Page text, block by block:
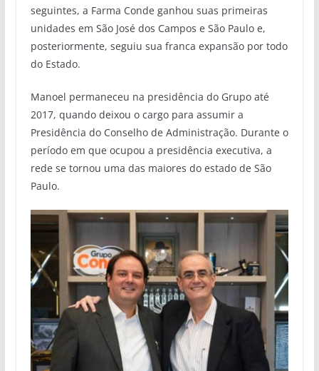
seguintes, a Farma Conde ganhou suas primeiras
unidades em São José dos Campos e São Paulo e,
posteriormente, seguiu sua franca expansão por todo
do Estado.
Manoel permaneceu na presidência do Grupo até
2017, quando deixou o cargo para assumir a
Presidência do Conselho de Administração. Durante o
período em que ocupou a presidência executiva, a
rede se tornou uma das maiores do estado de São
Paulo.